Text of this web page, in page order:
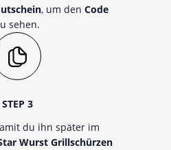
, um den Code
sehen.
STEP 3
du ihn später im
Wurst Grillschürzen